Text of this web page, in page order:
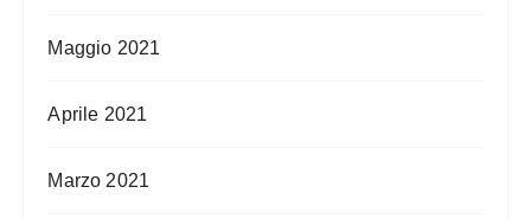
Maggio 2021
Aprile 2021
Marzo 2021